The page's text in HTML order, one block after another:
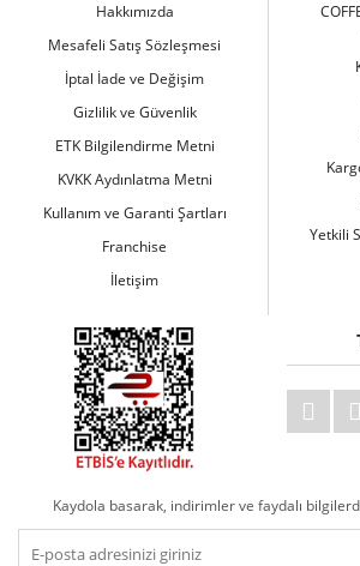
Hakkımızda
Mesafeli Satış Sözleşmesi
İptal İade ve Değişim
Gizlilik ve Güvenlik
ETK Bilgilendirme Metni
KVKK Aydınlatma Metni
Kullanım ve Garanti Şartları
Franchise
İletişim
Yetkili
Kaydola basarak, indirimler ve faydalı